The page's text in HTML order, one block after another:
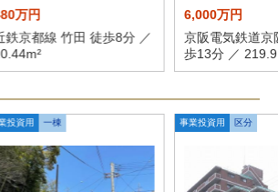
万円
鉄京都線 竹田 徒歩8分 ／
6,000万円
京阪電気鉄道京
歩13分 ／
投資用 一棟 事業投資用 区分